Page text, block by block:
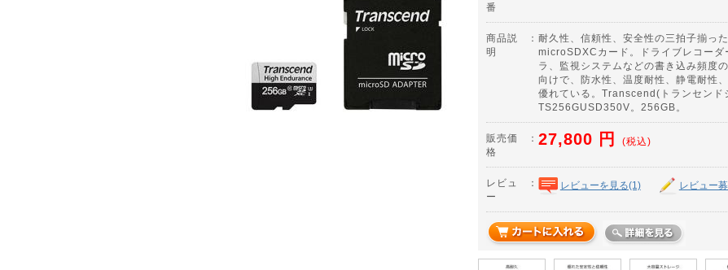
番
商品説
明
：耐久性、信頼性、安全性の三拍子揃っ
microSDXCカード。ドライブレコーダ
ラ、監視システムなどの書き込み頻度
向けで、防水性、温度耐性、静電耐性
優れている。Transcend(トランセンド
TS256GUSD350V。256GB。
販売価
格
： 27,800 円 (税込)
レビュ
ー
： レビューを見る(1) レビュー